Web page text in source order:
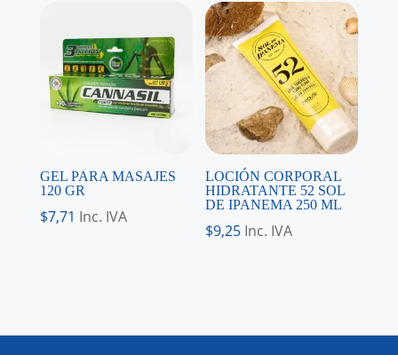
GEL PARA MASAJES
120 GR
$7,71 Inc. IVA
LOCIÓN CORPORAL
HIDRATANTE 52 SOL
DE IPANEMA 250 ML
$9,25 Inc. IVA